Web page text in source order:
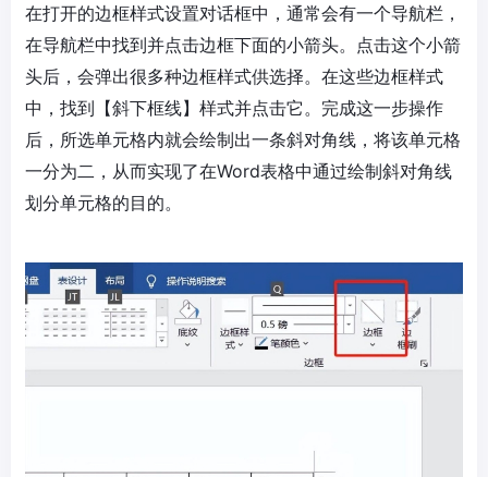
在打开的边框样式设置对话框中，通常会有一个导航栏，
在导航栏中找到并点击边框下面的小箭头。点击这个小箭
头后，会弹出很多种边框样式供选择。在这些边框样式
中，找到【斜下框线】样式并点击它。完成这一步操作
后，所选单元格内就会绘制出一条斜对角线，将该单元格
一分为二，从而实现了在Word表格中通过绘制斜对角线
划分单元格的目的。